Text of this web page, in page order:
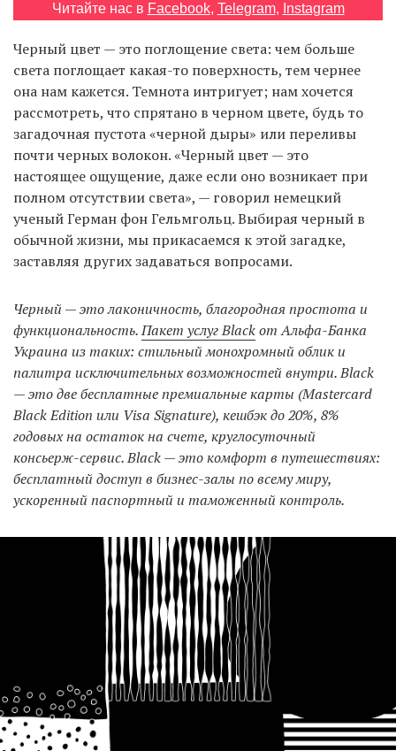
EN
UA
Читайте нас в Facebook, Telegram, Instagram
Черный цвет — это поглощение света: чем больше
света поглощает какая-то поверхность, тем чернее
она нам кажется. Темнота интригует; нам хочется
рассмотреть, что спрятано в черном цвете, будь то
загадочная пустота «черной дыры» или переливы
почти черных волокон. «Черный цвет — это
настоящее ощущение, даже если оно возникает при
полном отсутствии света», — говорил немецкий
ученый Герман фон Гельмгольц. Выбирая черный в
обычной жизни, мы прикасаемся к этой загадке,
заставляя других задаваться вопросами.
Черный — это лаконичность, благородная простота и
функциональность.Пакет услуг Blackот Альфа-Банка
Украина из таких: стильный монохромный облик и
палитра исключительных возможностей внутри. Black
— это две бесплатные премиальные карты (Mastercard
Black Edition или Visa Signature), кешбэк до 20%, 8%
годовых на остаток на счете, круглосуточный
консьерж-сервис. Black — это комфорт в путешествиях:
бесплатный доступ в бизнес-залы по всему миру,
ускоренный паспортный и таможенный контроль.